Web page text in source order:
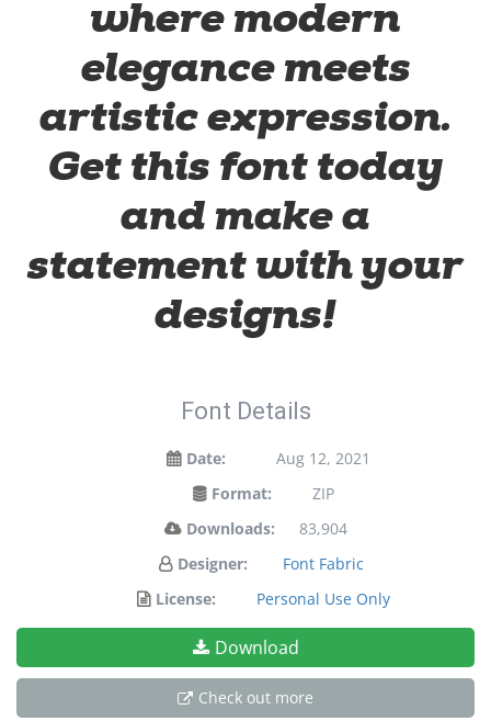
where modern
elegance meets
artistic expression.
Get this font today
and make a
statement with your
designs!
Font Details
Date:
Aug 12, 2021
Format:
ZIP
Downloads:
83,904
Designer:
Font Fabric
License:
Personal Use Only
Download
Check out more